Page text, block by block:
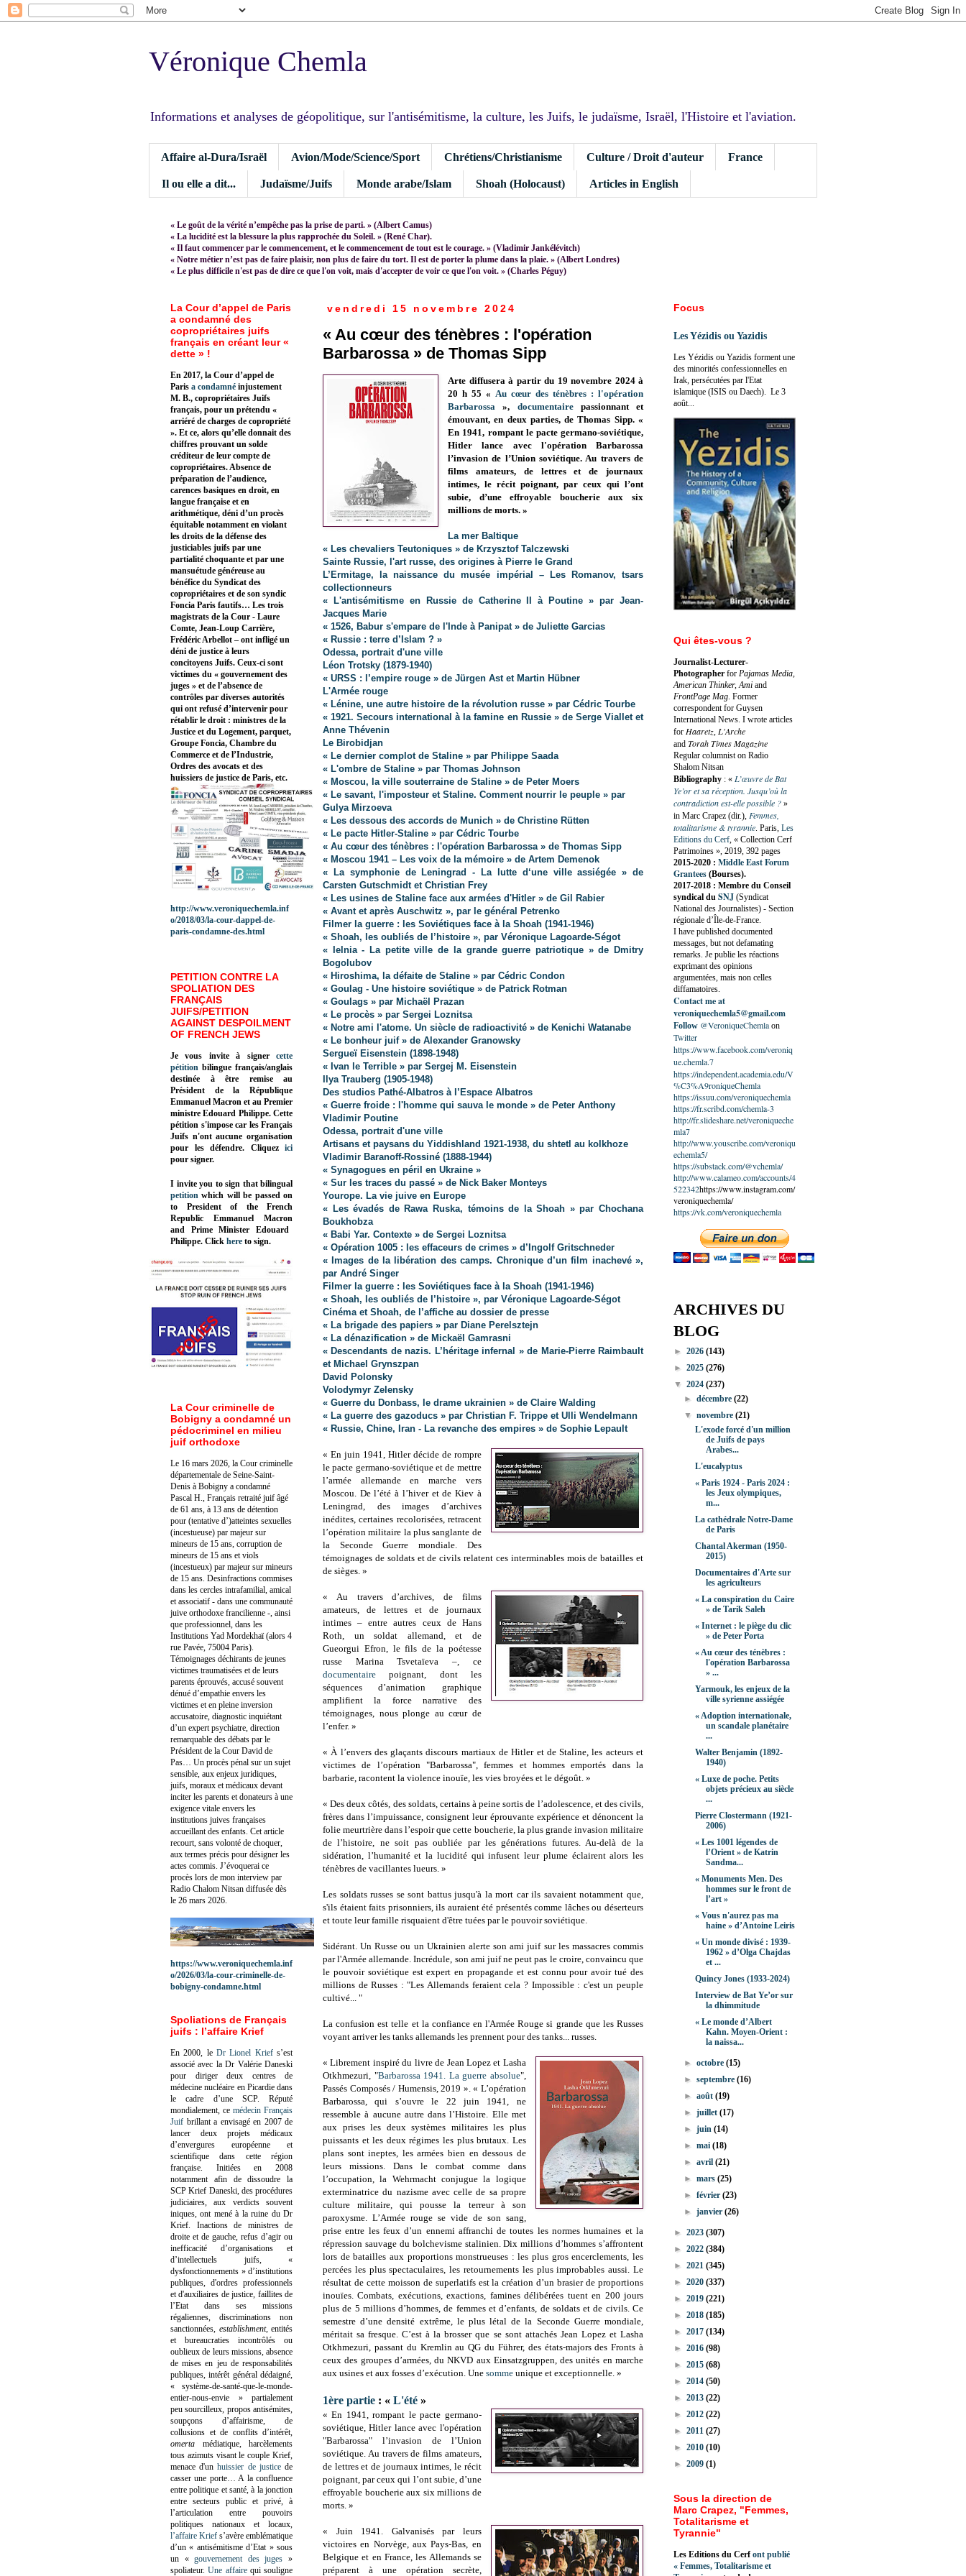
Véronique Chemla
Informations et analyses de géopolitique, sur l'antisémitisme, la culture, les Juifs, le judaïsme, Israël, l'Histoire et l'aviation.
Affaire al-Dura/Israël Avion/Mode/Science/Sport Chrétiens/Christianisme Culture / Droit d'auteur France
Il ou elle a dit... Judaïsme/Juifs Monde arabe/Islam Shoah (Holocaust) Articles in English
« Le goût de la vérité n’empêche pas la prise de parti. » (Albert Camus)
« La lucidité est la blessure la plus rapprochée du Soleil. » (René Char).
« Il faut commencer par le commencement, et le commencement de tout est le courage. » (Vladimir Jankélévitch)
« Notre métier n’est pas de faire plaisir, non plus de faire du tort. Il est de porter la plume dans la plaie. » (Albert Londres)
« Le plus difficile n'est pas de dire ce que l'on voit, mais d'accepter de voir ce que l'on voit. » (Charles Péguy)
vendredi 15 novembre 2024
« Au cœur des ténèbres : l'opération
Barbarossa » de Thomas Sipp
Arte diffusera à partir du 19 novembre 2024 à
20 h 55 « Au cœur des ténèbres : l'opération
Barbarossa », documentairepassionnant et
émouvant, en deux parties, de Thomas Sipp. «
En 1941, rompant le pacte germano-soviétique,
Hitler lance avec l'opération Barbarossa
l’invasion de l’Union soviétique. Au travers de
films amateurs, de lettres et de journaux
intimes, le récit poignant, par ceux qui l’ont
subie, d’une effroyable boucherie aux six
millions de morts. »
La mer Baltique
« Les chevaliers Teutoniques » de Krzysztof Talczewski
Sainte Russie, l'art russe, des origines à Pierre le Grand
L’Ermitage, la naissance du musée impérial – Les Romanov, tsars
collectionneurs
« L'antisémitisme en Russie de Catherine II à Poutine » par Jean-
Jacques Marie
« 1526, Babur s'empare de l'Inde à Panipat » de Juliette Garcias
« Russie : terre d’Islam ? »
Odessa, portrait d'une ville
Léon Trotsky (1879-1940)
« URSS : l’empire rouge » de Jürgen Ast et Martin Hübner
L'Armée rouge
« Lénine, une autre histoire de la révolution russe » par Cédric Tourbe
« 1921. Secours international à la famine en Russie » de Serge Viallet et
Anne Thévenin
Le Birobidjan
« Le dernier complot de Staline » par Philippe Saada
« L'ombre de Staline » par Thomas Johnson
« Moscou, la ville souterraine de Staline » de Peter Moers
« Le savant, l'imposteur et Staline. Comment nourrir le peuple » par
Gulya Mirzoeva
« Les dessous des accords de Munich » de Christine Rütten
« Le pacte Hitler-Staline » par Cédric Tourbe
« Au cœur des ténèbres : l'opération Barbarossa » de Thomas Sipp
« Moscou 1941 – Les voix de la mémoire » de Artem Demenok
« La symphonie de Leningrad - La lutte d‘une ville assiégée » de
Carsten Gutschmidt et Christian Frey
« Les usines de Staline face aux armées d'Hitler » de Gil Rabier
« Avant et après Auschwitz », par le général Petrenko
Filmer la guerre : les Soviétiques face à la Shoah (1941-1946)
« Shoah, les oubliés de l’histoire », par Véronique Lagoarde-Ségot
« Ielnia - La petite ville de la grande guerre patriotique » de Dmitry
Bogolubov
« Hiroshima, la défaite de Staline » par Cédric Condon
« Goulag - Une histoire soviétique » de Patrick Rotman
« Goulags » par Michaël Prazan
« Le procès » par Sergei Loznitsa
« Notre ami l'atome. Un siècle de radioactivité » de Kenichi Watanabe
« Le bonheur juif » de Alexander Granowsky
Sergueï Eisenstein (1898-1948)
« Ivan le Terrible » par Sergej M. Eisenstein
Ilya Trauberg (1905-1948)
Des studios Pathé-Albatros à l’Espace Albatros
« Guerre froide : l'homme qui sauva le monde » de Peter Anthony
Vladimir Poutine
Odessa, portrait d'une ville
Artisans et paysans du Yiddishland 1921-1938, du shtetl au kolkhoze
Vladimir Baranoff-Rossiné (1888-1944)
« Synagogues en péril en Ukraine »
« Sur les traces du passé » de Nick Baker Monteys
Yourope. La vie juive en Europe
« Les évadés de Rawa Ruska, témoins de la Shoah » par Chochana
Boukhobza
« Babi Yar. Contexte » de Sergei Loznitsa
« Opération 1005 : les effaceurs de crimes » d’Ingolf Gritschneder
« Images de la libération des camps. Chronique d’un film inachevé »,
par André Singer
Filmer la guerre : les Soviétiques face à la Shoah (1941-1946)
« Shoah, les oubliés de l’histoire », par Véronique Lagoarde-Ségot
Cinéma et Shoah, de l’affiche au dossier de presse
« La brigade des papiers » par Diane Perelsztejn
« La dénazification » de Mickaël Gamrasni
« Descendants de nazis. L’héritage infernal » de Marie-Pierre Raimbault
et Michael Grynszpan
David Polonsky
Volodymyr Zelensky
« Guerre du Donbass, le drame ukrainien » de Claire Walding
« La guerre des gazoducs » par Christian F. Trippe et Ulli Wendelmann
« Russie, Chine, Iran - La revanche des empires » de Sophie Lepault
« En juin 1941, Hitler décide de rompre
le pacte germano-soviétique et de mettre
l’armée allemande en marche vers
Moscou. De l’été à l’hiver et de Kiev à
Leningrad, des images d’archives
inédites, certaines recolorisées, retracent
l’opération militaire la plus sanglante de
la Seconde Guerre mondiale. Des
témoignages de soldats et de civils relatent ces interminables mois de batailles et
de sièges. »
« Au travers d’archives, de films
amateurs, de lettres et de journaux
intimes – entre autres ceux de Hans
Roth, un soldat allemand, et de
Gueorgui Efron, le fils de la poétesse
russe Marina Tsvetaïeva –, ce
documentaire poignant, dont les
séquences d’animation graphique
amplifient la force narrative des
témoignages, nous plonge au cœur de
l’enfer. »
« À l’envers des glaçants discours martiaux de Hitler et de Staline, les acteurs et
victimes de l’opération "Barbarossa", femmes et hommes emportés dans la
barbarie, racontent la violence inouïe, les vies broyées et le dégoût. »
« Des deux côtés, des soldats, certains à peine sortis de l’adolescence, et des civils,
frères dans l’impuissance, consignent leur éprouvante expérience et dénoncent la
folie meurtrière dans l’espoir que cette boucherie, la plus grande invasion militaire
de l’histoire, ne soit pas oubliée par les générations futures. Au-delà de la
sidération, l’humanité et la lucidité qui infusent leur plume éclairent alors les
ténèbres de vacillantes lueurs. »
Les soldats russes se sont battus jusqu'à la mort car ils savaient notamment que,
s'ils étaient faits prisonniers, ils auraient été présentés comme lâches ou déserteurs
et toute leur famille risquaient d'être tuées par le pouvoir soviétique.
Sidérant. Un Russe ou un Ukrainien alerte son ami juif sur les massacres commis
par l'Armée allemande. Incrédule, son ami juif ne peut pas le croire, convaincu que
le pouvoir soviétique est expert en propagande et est connu pour avoir tué des
millions de Russes : "Les Allemands feraient cela ? Impossible : c'est un peuple
cultivé... "
La confusion est telle et la confiance en l'Armée Rouge si grande que les Russes
voyant arriver les tanks allemands les prennent pour des tanks... russes.
« Librement inspiré du livre de Jean Lopez et Lasha
Otkhmezuri, "Barbarossa 1941. La guerre absolue",
Passés Composés / Humensis, 2019 ». « L’opération
Barbarossa, qui s’ouvre le 22 juin 1941, ne
ressemble à aucune autre dans l’Histoire. Elle met
aux prises les deux systèmes militaires les plus
puissants et les deux régimes les plus brutaux. Les
plans sont ineptes, les armées bien en dessous de
leurs missions. Dans le combat comme dans
l’occupation, la Wehrmacht conjugue la logique
exterminatrice du nazisme avec celle de sa propre
culture militaire, qui pousse la terreur à son
paroxysme. L’Armée rouge se vide de son sang,
prise entre les feux d’un ennemi affranchi de toutes les normes humaines et la
répression sauvage du bolchevisme stalinien. Dix millions d’hommes s’affrontent
lors de batailles aux proportions monstrueuses : les plus gros encerclements, les
percées les plus spectaculaires, les retournements les plus improbables aussi. Le
résultat de cette moisson de superlatifs est la création d’un brasier de proportions
inouïes. Combats, exécutions, exactions, famines délibérées tuent en 200 jours
plus de 5 millions d’hommes, de femmes et d’enfants, de soldats et de civils. Ce
semestre d’une densité extrême, le plus létal de la Seconde Guerre mondiale,
méritait sa fresque. C’est à la brosser que se sont attachés Jean Lopez et Lasha
Otkhmezuri, passant du Kremlin au QG du Führer, des états-majors des Fronts à
ceux des groupes d’armées, du NKVD aux Einsatzgruppen, des unités en marche
aux usines et aux fosses d’exécution. Une somme unique et exceptionnelle. »
1ère partie : « L'été »
« En 1941, rompant le pacte germano-
soviétique, Hitler lance avec l'opération
"Barbarossa" l’invasion de l’Union
soviétique. Au travers de films amateurs,
de lettres et de journaux intimes, le récit
poignant, par ceux qui l’ont subie, d’une
effroyable boucherie aux six millions de
morts. »
« Juin 1941. Galvanisés par leurs
victoires en Norvège, aux Pays-Bas, en
Belgique et en France, les Allemands se
préparent à une opération secrète,
La Cour d’appel de Paris
a condamné des
copropriétaires juifs
français en créant leur «
dette » !
En 2017, la Cour d’appel de
Paris a condamné injustement
M. B., copropriétaires Juifs
français, pour un prétendu «
arriéré de charges de copropriété
». Et ce, alors qu’elle donnait des
chiffres prouvant un solde
créditeur de leur compte de
copropriétaires. Absence de
préparation de l’audience,
carences basiques en droit, en
langue française et en
arithmétique, déni d’un procès
équitable notamment en violant
les droits de la défense des
justiciables juifs par une
partialité choquante et par une
mansuétude généreuse au
bénéfice du Syndicat des
copropriétaires et de son syndic
Foncia Paris fautifs… Les trois
magistrats de la Cour - Laure
Comte, Jean-Loup Carrière,
Frédéric Arbellot – ont infligé un
déni de justice à leurs
concitoyens Juifs. Ceux-ci sont
victimes du « gouvernement des
juges » et de l’absence de
contrôles par diverses autorités
qui ont refusé d’intervenir pour
rétablir le droit : ministres de la
Justice et du Logement, parquet,
Groupe Foncia, Chambre du
Commerce et de l’Industrie,
Ordres des avocats et des
huissiers de justice de Paris, etc.
http://www.veroniquechemla.inf
o/2018/03/la-cour-dappel-de-
paris-condamne-des.html
PETITION CONTRE LA
SPOLIATION DES
FRANÇAIS
JUIFS/PETITION
AGAINST DESPOILMENT
OF FRENCH JEWS
Je vous invite à signer cette
pétition bilingue français/anglais
destinée à être remise au
Président de la République
Emmanuel Macron et au Premier
ministre Edouard Philippe. Cette
pétition s'impose car les Français
Juifs n'ont aucune organisation
pour les défendre. Cliquez
ici
pour signer.
I invite you to sign that bilingual
petition which will be passed on
to President of the French
Republic Emmanuel Macron
and Prime Minister Edouard
Philippe. Click here to sign.
La Cour criminelle de
Bobigny a condamné un
pédocriminel en milieu
juif orthodoxe
Le 16 mars 2026, la Cour criminelle
départementale de Seine-Saint-
Denis à Bobigny a condamné
Pascal H., Français retraité juif âgé
de 61 ans, à 13 ans de détention
pour (tentative d’)atteintes sexuelles
(incestueuse) par majeur sur
mineurs de 15 ans, corruption de
mineurs de 15 ans et viols
(incestueux) par majeur sur mineurs
de 15 ans. Desinfractions commises
dans les cercles intrafamilial, amical
et associatif - dans une communauté
juive orthodoxe francilienne -, ainsi
que professionnel, dans les
Institutions Yad Mordekhaï (alors 4
rue Pavée, 75004 Paris).
Témoignages déchirants de jeunes
victimes traumatisées et de leurs
parents éprouvés, accusé souvent
dénué d’empathie envers les
victimes et en pleine inversion
accusatoire, diagnostic inquiétant
d’un expert psychiatre, direction
remarquable des débats par le
Président de la Cour David de
Pas… Un procès pénal sur un sujet
sensible, aux enjeux juridiques,
juifs, moraux et médicaux devant
inciter les parents et donateurs à une
exigence vitale envers les
institutions juives françaises
accueillant des enfants. Cet article
recourt, sans volonté de choquer,
aux termes précis pour désigner les
actes commis. J’évoquerai ce
procès lors de mon interview par
Radio Chalom Nitsan diffusée dès
le 26 mars 2026.
https://www.veroniquechemla.inf
o/2026/03/la-cour-criminelle-de-
bobigny-condamne.html
Spoliations de Français
juifs : l’affaire Krief
En 2000, le Dr Lionel Kriefs’est
associé avec la Dr Valérie Daneski
pour diriger deux centres de
médecine nucléaire en Picardie dans
le cadre d’une SCP. Réputé
mondialement, ce médecin Français
Juif brillant a envisagé en 2007 de
lancer deux projets médicaux
d’envergures européenne et
scientifique dans cette région
française. Initiées en 2008
notamment afin de dissoudre la
SCP Krief Daneski, des procédures
judiciaires, aux verdicts souvent
iniques, ont mené à la ruine du Dr
Krief. Inactions de ministres de
droite et de gauche, refus d’agir ou
inefficacité d’organisations et
d’intellectuels juifs, «
dysfonctionnements » d’institutions
publiques, d'ordres professionnels
et d'auxiliaires de justice, faillites de
l’Etat dans ses missions
régaliennes, discriminations non
sanctionnées, establishment, entités
et bureaucraties incontrôlés ou
oublieux de leurs missions, absence
de mises en jeu de responsabilités
publiques, intérêt général dédaigné,
« système-de-santé-que-le-monde-
entier-nous-envie » partialement
peu sourcilleux, propos antisémites,
soupçons d’affairisme, de
collusions et de conflits d’intérêt,
omerta médiatique, harcèlements
tous azimuts visant le couple Krief,
menace d'unhuissier de justicede
casser une porte… A la confluence
entre politique et santé, à la jonction
entre secteurs public et privé, à
l’articulation entre pouvoirs
politiques nationaux et locaux,
l’affaire Krief s’avère emblématique
d’un « antisémitisme d’Etat » sous
un «gouvernement des juges »
spoliateur.Une affairequi souligne
Focus
Les Yézidis ou Yazidis
Les Yézidis ou Yazidis forment une
des minorités confessionnelles en
Irak, persécutées par l'Etat
islamique (ISIS ou Daech). Le 3
août...
Qui êtes-vous ?
Journalist-Lecturer-
Photographer for Pajamas Media,
American Thinker, Ami and
FrontPage Mag. Former
correspondent for Guysen
International News. I wrote articles
for Haaretz, L'Arche
and Torah Times Magazine
Regular columnist on Radio
Shalom Nitsan
Bibliography : « L’œuvre de Bat
Ye’or et sa réception. Jusqu’où la
contradiction est-elle possible ? »
in Marc Crapez (dir.), Femmes,
totalitarisme & tyrannie. Paris, Les
Editions du Cerf, « Collection Cerf
Patrimoines », 2019, 392 pages
2015-2020 : Middle East Forum
Grantees (Bourses).
2017-2018 : Membre du Conseil
syndical du SNJ (Syndicat
National des Journalistes) - Section
régionale d’Île-de-France.
I have published documented
messages, but not defamating
remarks. Je publie les réactions
exprimant des opinions
argumentées, mais non celles
diffamatoires.
Contact me at
veroniquechemla5@gmail.com
Follow @VeroniqueChemlaon
Twitter
https://www.facebook.com/veroniq
ue.chemla.7
https://independent.academia.edu/V
%C3%A9roniqueChemla
https://issuu.com/veroniquechemla
https://fr.scribd.com/chemla-3
http://fr.slideshare.net/veroniqueche
mla7
http://www.youscribe.com/veroniqu
echemla5/
https://substack.com/@vchemla/
http://www.calameo.com/accounts/4
522342https://www.instagram.com/
veroniquechemla/
https://vk.com/veroniquechemla
ARCHIVES DU
BLOG
► 2026 (143)
► 2025 (276)
▼ 2024 (237)
►décembre(22)
▼novembre(21)
L'exode forcé d'un million
de Juifs de pays
Arabes...
L'eucalyptus
« Paris 1924 - Paris 2024 :
les Jeux olympiques,
m...
La cathédrale Notre-Dame
de Paris
Chantal Akerman (1950-
2015)
Documentaires d'Arte sur
les agriculteurs
« La conspiration du Caire
» de Tarik Saleh
« Internet : le piège du clic
» de Peter Porta
« Au cœur des ténèbres :
l'opération Barbarossa
» ...
Yarmouk, les enjeux de la
ville syrienne assiégée
« Adoption internationale,
un scandale planétaire
...
Walter Benjamin (1892-
1940)
« Luxe de poche. Petits
objets précieux au siècle
...
Pierre Clostermann (1921-
2006)
« Les 1001 légendes de
l’Orient » de Katrin
Sandma...
« Monuments Men. Des
hommes sur le front de
l’art »
« Vous n'aurez pas ma
haine » d’Antoine Leiris
« Un monde divisé : 1939-
1962 » d’Olga Chajdas
et ...
Quincy Jones (1933-2024)
Interview de Bat Ye’or sur
la dhimmitude
« Le monde d’Albert
Kahn. Moyen-Orient :
la naissa...
►octobre(15)
►septembre(16)
►août(19)
►juillet(17)
►juin(14)
►mai(18)
►avril(21)
►mars(25)
►février(23)
►janvier(26)
► 2023 (307)
► 2022 (384)
► 2021 (345)
► 2020 (337)
► 2019 (221)
► 2018 (185)
► 2017 (134)
► 2016 (98)
► 2015 (68)
► 2014 (50)
► 2013 (22)
► 2012 (22)
► 2011 (27)
► 2010 (10)
► 2009 (1)
Sous la direction de
Marc Crapez, "Femmes,
Totalitarisme et
Tyrannie"
Les Editions du Cerfont publié
« Femmes, Totalitarisme et